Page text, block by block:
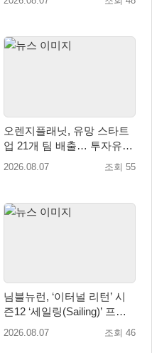
오렌지플래닛, 유망 스타트
업 21개 팀 배출… 투자유치∙
매출성장 성과 눈길
2026.08.07 조회 55
님블뉴런, ‘이터널 리턴’ 시
즌12 ‘세일링(Sailing)’ 프리
시즌 시작
2026.08.07 조회 46